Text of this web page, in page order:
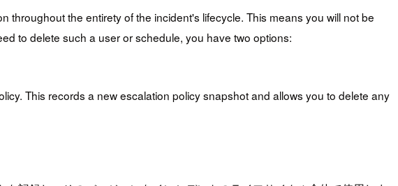
the entirety of the incident's lifecycle. This means you will not be
to delete such a user or schedule, you have two options:
This records a new escalation policy snapshot and allows you to delete any